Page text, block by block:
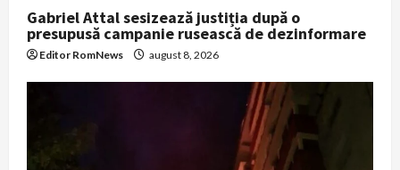
Gabriel Attal sesizează justiția după o
presupusă campanie rusească de dezinformare
Editor RomNews august 8, 2026